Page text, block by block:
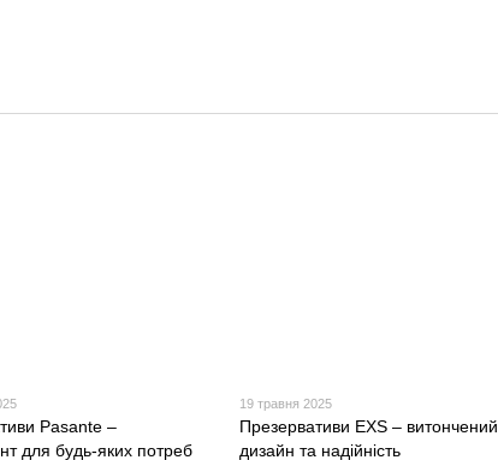
Pasante –
для будь-яких потреб
19 травня 2025
Презервативи EXS – витончений
дизайн та надійність